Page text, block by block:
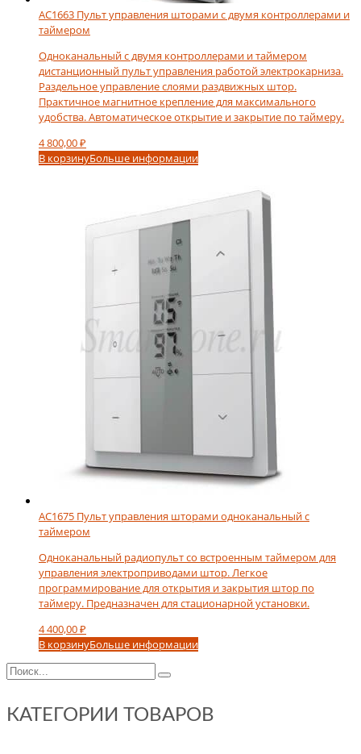
AC1663 Пульт управления шторами с двумя контроллерами и
таймером
Одноканальный с двумя контроллерами и таймером
дистанционный пульт управления работой электрокарниза.
Раздельное управление слоями раздвижных штор.
Практичное магнитное крепление для максимального
удобства. Автоматическое открытие и закрытие по таймеру.
4 800,00₽
В корзинуБольше информации
AC1675 Пульт управления шторами одноканальный с
таймером
Одноканальный радиопульт со встроенным таймером для
управления электроприводами штор. Легкое
программирование для открытия и закрытия штор по
таймеру. Предназначен для стационарной установки.
4 400,00₽
В корзинуБольше информации
КАТЕГОРИИ ТОВАРОВ